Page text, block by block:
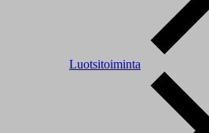
Luotsitoiminta